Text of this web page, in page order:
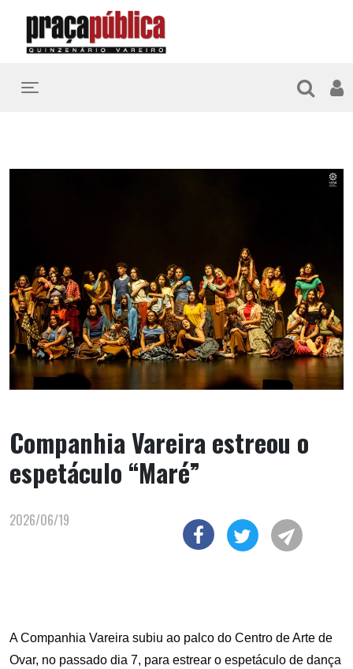
Toggle navigation
Companhia Vareira estreou o
espetáculo “Maré”
2026/06/19
A Companhia Vareira subiu ao palco do Centro de Arte de
Ovar, no passado dia 7, para estrear o espetáculo de dança